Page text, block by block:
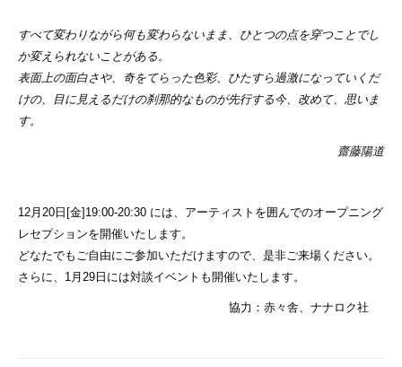
すべて変わりながら何も変わらないまま、ひとつの点を穿つことでし
か変えられないことがある。
表面上の面白さや、奇をてらった色彩、ひたすら過激になっていくだ
けの、目に見えるだけの刹那的なものが先行する今、改めて、思いま
す。
齋藤陽道
12月20日[金]19:00-20:30 には、アーティストを囲んでのオープニング
レセプションを開催いたします。
どなたでもご自由にご参加いただけますので、是非ご来場ください。
さらに、1月29日には対談イベントも開催いたします。
協力：赤々舎、ナナロク社